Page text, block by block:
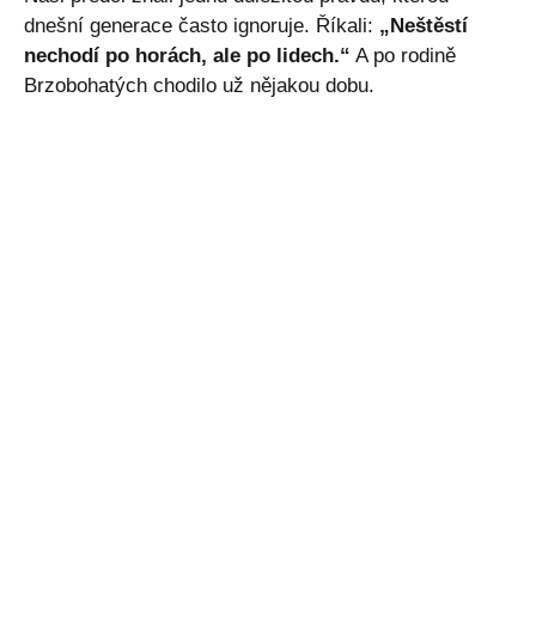
dnešní generace často ignoruje. Říkali: „Neštěstí
nechodí po horách, ale po lidech.“ A po rodině
Brzobohatých chodilo už nějakou dobu.